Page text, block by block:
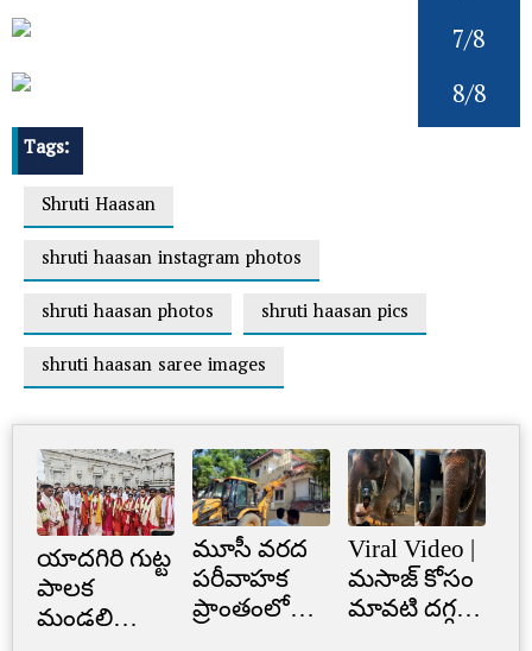
7/8
8/8
Tags:
Shruti Haasan
shruti haasan instagram photos
shruti haasan photos
shruti haasan pics
shruti haasan saree images
యాదగిరి గుట్ట
పాలక
మండలి
మూసీ వరద
పరీవాహక
ప్రాంతంలో
Viral Video |
మసాజ్ కోసం
మావటి దగ్గర